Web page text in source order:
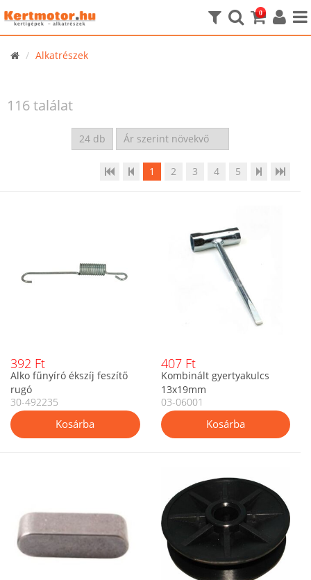
0
Alkatrészek
116 találat
1 2 3 4 5
392 Ft
Alko fűnyíró ékszíj feszítő
rugó
30-492235
407 Ft
Kombinált gyertyakulcs
13x19mm
03-06001